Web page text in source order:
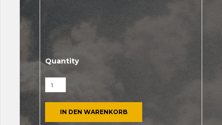
Quantity
IN DEN WARENKORB